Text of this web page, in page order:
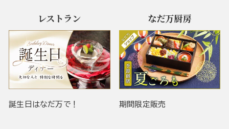
レストラン
誕生日はなだ万で！
なだ万厨房
期間限定販売